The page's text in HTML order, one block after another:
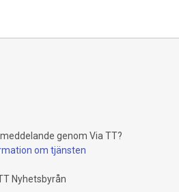
genom Via TT?
om tjänsten
Nyhetsbyrån